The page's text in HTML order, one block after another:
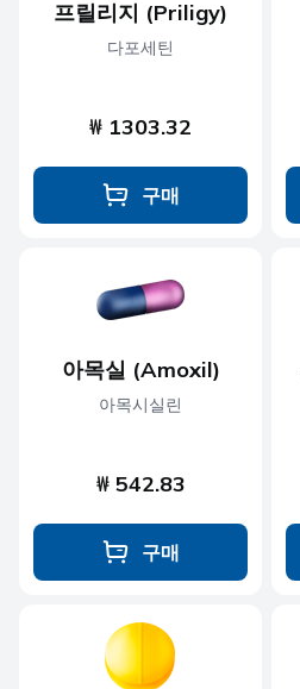
프릴리지 (Priligy)
다포세틴
₩ 1303.32
구매
아목실 (Amoxil)
아목시실린
₩ 542.83
구매